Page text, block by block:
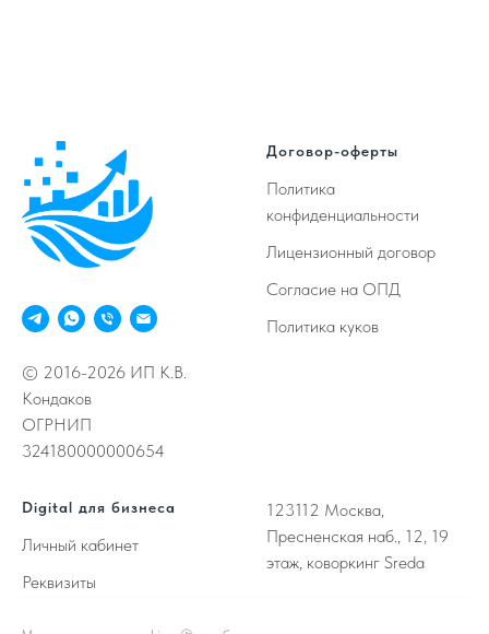
© 2016-2026 ИП К.В.
Кондаков
ОГРНИП
324180000000654
Договор-оферты
Политика
конфиденциальности
Лицензионный договор
Согласие на ОПД
Политика куков
Digital для бизнеса
Личный кабинет
Реквизиты
123112 Москва,
Пресненская наб., 12, 19
этаж, коворкинг Sreda